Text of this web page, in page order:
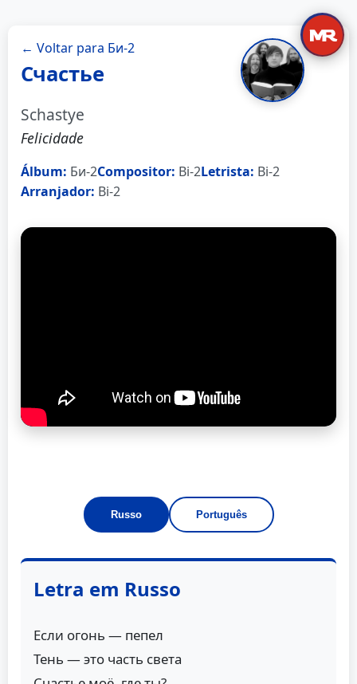
← Voltar para Би-2
Счастье
Schastye
Felicidade
Álbum: Би-2Compositor: Bi-2Letrista: Bi-2
Arranjador: Bi-2
Russo Português
Letra em Russo
Если огонь — пепел
Тень — это часть света